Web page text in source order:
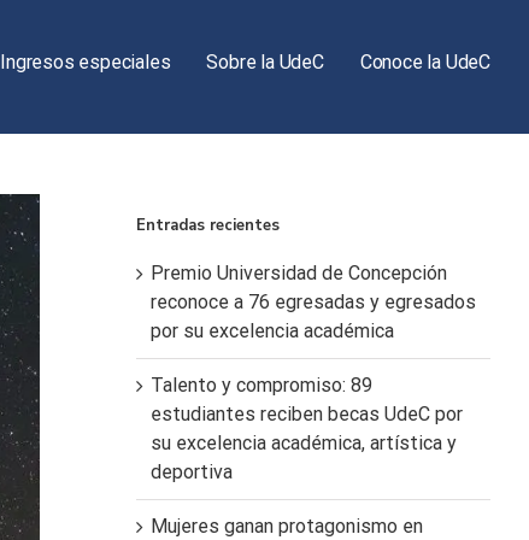
Ingresos especiales Sobre la UdeC Conoce la UdeC
Entradas recientes
Premio Universidad de Concepción
reconoce a 76 egresadas y egresados
por su excelencia académica
Talento y compromiso: 89
estudiantes reciben becas UdeC por
su excelencia académica, artística y
deportiva
Mujeres ganan protagonismo en